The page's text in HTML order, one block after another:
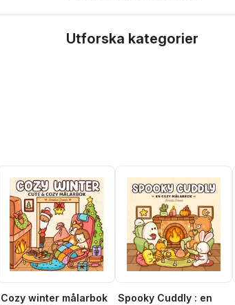
Utforska kategorier
Cozy winter målarbok
Spooky Cuddly : en